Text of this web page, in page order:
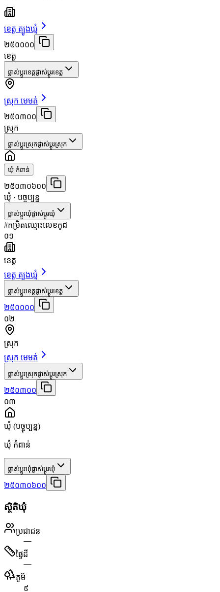
ខេត្ត ត្បូងឃ្មុំ
២៥០០០០
ខេត្ត
ផ្លាស់ប្តូរខេត្តផ្លាស់ប្តូរខេត្ត
ស្រុក មេមត់
២៥០៣០០
ស្រុក
ផ្លាស់ប្តូរស្រុកផ្លាស់ប្តូរស្រុក
ឃុំ កំពាន់
២៥០៣០៦០០
ឃុំ · បច្ចុប្បន្ន
ផ្លាស់ប្តូរឃុំផ្លាស់ប្តូរឃុំ
#កម្រិតឈ្មោះលេខកូដ
០១
ខេត្ត
ខេត្ត ត្បូងឃ្មុំ
ផ្លាស់ប្តូរខេត្តផ្លាស់ប្តូរខេត្ត
២៥០០០០
០២
ស្រុក
ស្រុក មេមត់
ផ្លាស់ប្តូរស្រុកផ្លាស់ប្តូរស្រុក
២៥០៣០០
០៣
ឃុំ (បច្ចុប្បន្ន)
ឃុំ កំពាន់
ផ្លាស់ប្តូរឃុំផ្លាស់ប្តូរឃុំ
២៥០៣០៦០០
ស្ថិតិឃុំ
ប្រជាជន
—
ផ្ទៃដី
—
ភូមិ
៩